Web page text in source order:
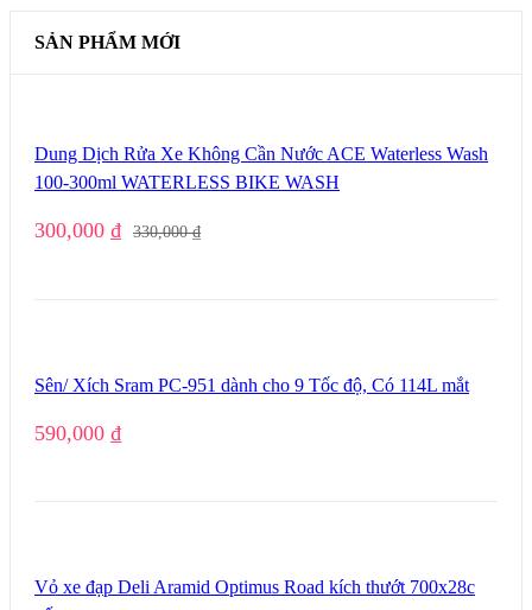
SẢN PHẨM MỚI
Dung Dịch Rửa Xe Không Cần Nước ACE Waterless Wash
100-300ml WATERLESS BIKE WASH
330,000₫
300,000 ₫
Sên/ Xích Sram PC-951 dành cho 9 Tốc độ, Có 114L mắt
590,000 ₫
Vỏ xe đạp Deli Aramid Optimus Road kích thướt 700x28c